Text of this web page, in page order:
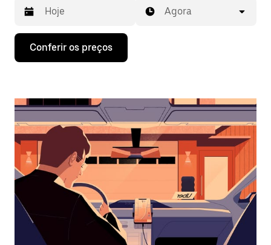
Pressione
seta
interagir
o
calendário
selecionar
uma
data.
Pressione
a
tecla
“ESC”
Agora
Conferir os preços